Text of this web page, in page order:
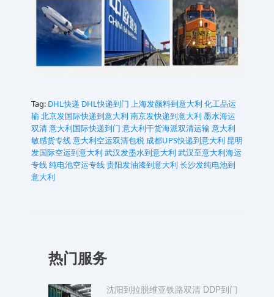
Tag: DHL快递 DHL快递到门 上海发颜料到意大利 化工品运
输北京发国际快递到意大利 南京发快递到意大利 墨水海运
双清意大利国际快递到门 意大利干货海派双清运输意大利
敏感货专线意大利空运双清包税 成都UPS快递到意大利 昆明
发国际空运到意大利 武汉发墨水到意大利 武汉至意大利海运
专线‌纯电池空运专线贵阳发油漆到意大利 长沙发纯电池到
意大利
热门服务
沈阳到拉脱维亚铁路双清 DDP到门